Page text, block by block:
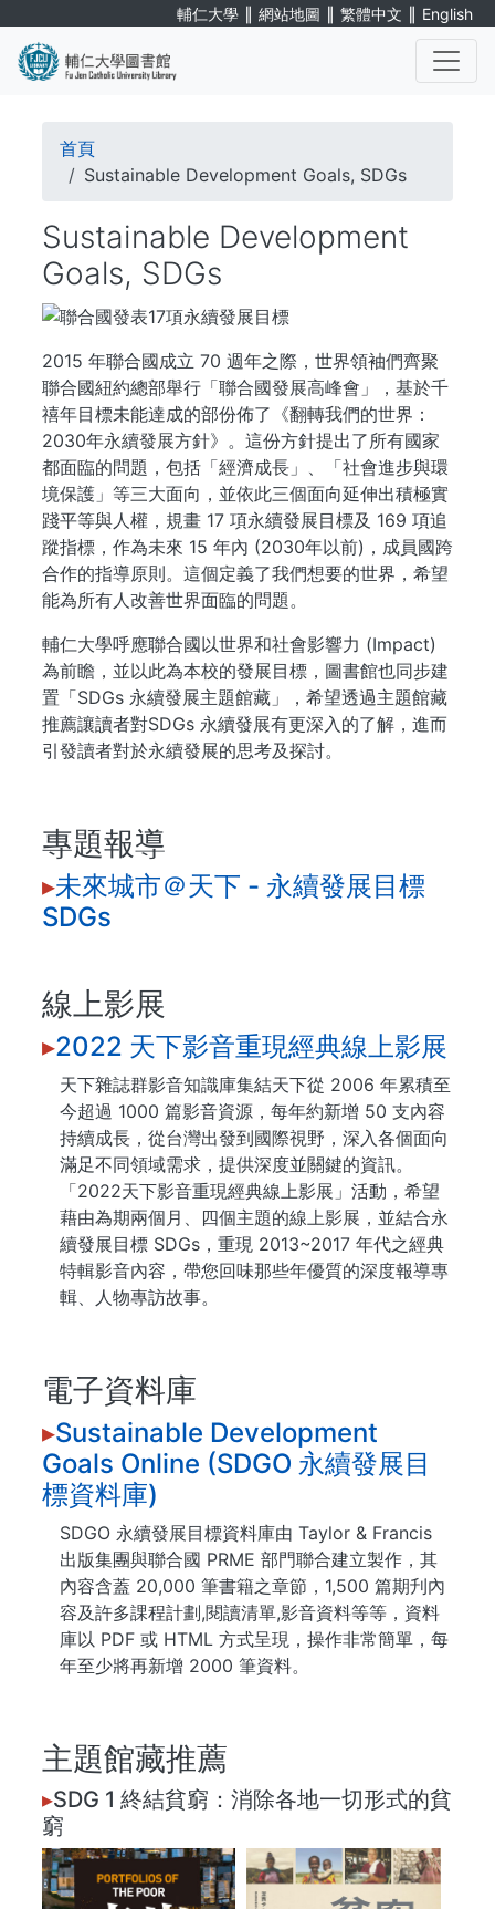
main
輔仁大學 ∥ 網站地圖 ∥ 繁體中文 ∥ English
Breadcrumb
首頁
Sustainable Development Goals, SDGs
Sustainable Development
Goals, SDGs
2015 年聯合國成立 70 週年之際，世界領袖們齊聚
聯合國紐約總部舉行「聯合國發展高峰會」，基於千
禧年目標未能達成的部份佈了《翻轉我們的世界：
2030年永續發展方針》。這份方針提出了所有國家
都面臨的問題，包括「經濟成長」、「社會進步與環
境保護」等三大面向，並依此三個面向延伸出積極實
踐平等與人權，規畫 17 項永續發展目標及 169 項追
蹤指標，作為未來 15 年內 (2030年以前)，成員國跨
合作的指導原則。這個定義了我們想要的世界，希望
能為所有人改善世界面臨的問題。
輔仁大學呼應聯合國以世界和社會影響力 (Impact)
為前瞻，並以此為本校的發展目標，圖書館也同步建
置「SDGs 永續發展主題館藏」，希望透過主題館藏
推薦讓讀者對SDGs 永續發展有更深入的了解，進而
引發讀者對於永續發展的思考及探討。
專題報導
▸未來城市＠天下 - 永續發展目標
SDGs
線上影展
▸2022 天下影音重現經典線上影展
天下雜誌群影音知識庫集結天下從 2006 年累積至
今超過 1000 篇影音資源，每年約新增 50 支內容
持續成長，從台灣出發到國際視野，深入各個面向
滿足不同領域需求，提供深度並關鍵的資訊。
「2022天下影音重現經典線上影展」活動，希望
藉由為期兩個月、四個主題的線上影展，並結合永
續發展目標 SDGs，重現 2013~2017 年代之經典
特輯影音內容，帶您回味那些年優質的深度報導專
輯、人物專訪故事。
電子資料庫
▸Sustainable Development
Goals Online (SDGO 永續發展目
標資料庫)
SDGO 永續發展目標資料庫由 Taylor & Francis
出版集團與聯合國 PRME 部門聯合建立製作，其
內容含蓋 20,000 筆書籍之章節，1,500 篇期刋內
容及許多課程計劃,閱讀清單,影音資料等等，資料
庫以 PDF 或 HTML 方式呈現，操作非常簡單，每
年至少將再新增 2000 筆資料。
主題館藏推薦
▸SDG 1 終結貧窮：消除各地一切形式的貧
窮